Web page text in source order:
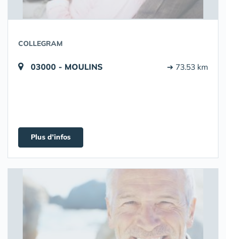
COLLEGRAM
03000 - MOULINS ➔ 73.53 km
Plus d'infos